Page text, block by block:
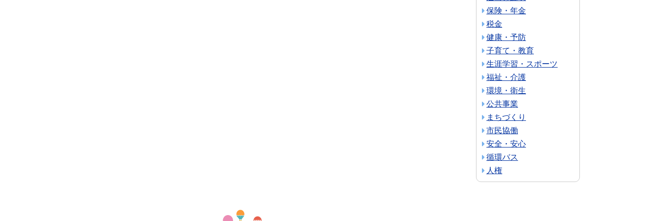
保険・年金
税金
健康・予防
子育て・教育
生涯学習・スポーツ
福祉・介護
環境・衛生
公共事業
まちづくり
市民協働
安全・安心
循環バス
人権